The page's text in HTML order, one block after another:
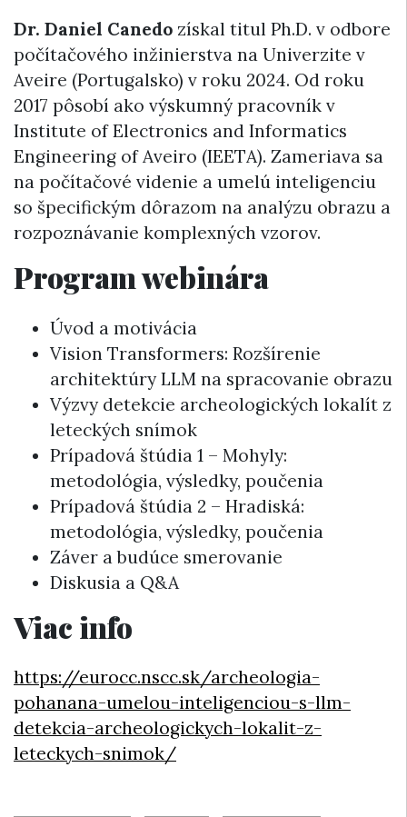
Dr. Daniel Canedo získal titul Ph.D. v odbore
počítačového inžinierstva na Univerzite v
Aveire (Portugalsko) v roku 2024. Od roku
2017 pôsobí ako výskumný pracovník v
Institute of Electronics and Informatics
Engineering of Aveiro (IEETA). Zameriava sa
na počítačové videnie a umelú inteligenciu
so špecifickým dôrazom na analýzu obrazu a
rozpoznávanie komplexných vzorov.
Program webinára
Úvod a motivácia
Vision Transformers: Rozšírenie
architektúry LLM na spracovanie obrazu
Výzvy detekcie archeologických lokalít z
leteckých snímok
Prípadová štúdia 1 – Mohyly:
metodológia, výsledky, poučenia
Prípadová štúdia 2 – Hradiská:
metodológia, výsledky, poučenia
Záver a budúce smerovanie
Diskusia a Q&A
Viac info
https://eurocc.nscc.sk/archeologia-
pohanana-umelou-inteligenciou-s-llm-
detekcia-archeologickych-lokalit-z-
leteckych-snimok/